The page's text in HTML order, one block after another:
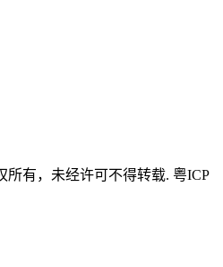
所有，未经许可不得转载. 粤ICP